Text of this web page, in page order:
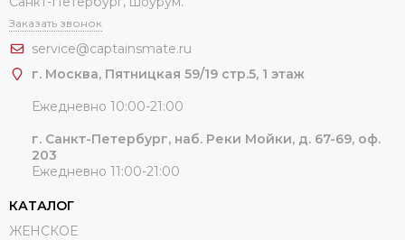
Заказать звонок
service@captainsmate.ru
г. Москва, Пятницкая 59/19 стр.5, 1 этаж
Ежедневно 10:00-21:00
г. Санкт-Петербург, наб. Реки Мойки, д. 67-69, оф.
203
Ежедневно 11:00-21:00
КАТАЛОГ
ЖЕНСКОЕ